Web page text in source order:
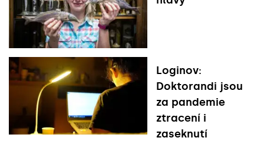
Loginov:
Doktorandi jsou
za pandemie
ztracení i
zaseknutí